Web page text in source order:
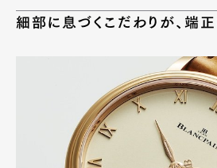
細部に息づくこだわりが、端